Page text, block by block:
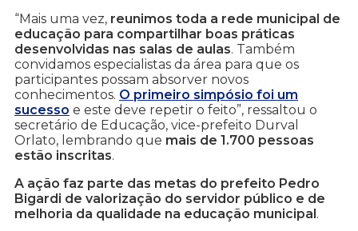
“Mais uma vez, reunimos toda a rede municipal de
educação para compartilhar boas práticas
desenvolvidas nas salas de aulas. Também
convidamos especialistas da área para que os
participantes possam absorver novos
conhecimentos. O primeiro simpósio foi um
sucesso e este deve repetir o feito”, ressaltou o
secretário de Educação, vice-prefeito Durval
Orlato, lembrando que mais de 1.700 pessoas
estão inscritas.
A ação faz parte das metas do prefeito Pedro
Bigardi de valorização do servidor público e de
melhoria da qualidade na educação municipal.